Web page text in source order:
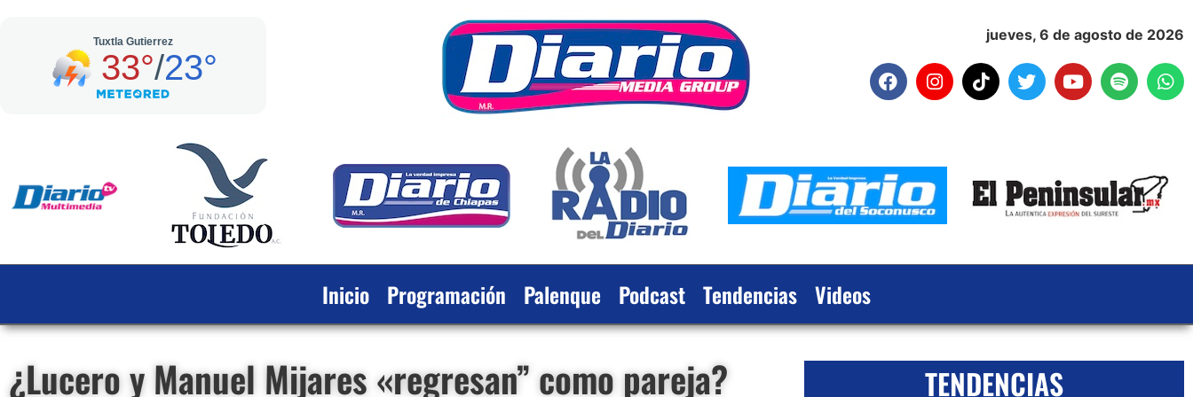
jueves, 6 de agosto de 2026
Inicio Programación Palenque Podcast Tendencias Videos
¿Lucero y Manuel Mijares «regresan” como pareja? TENDENCIAS